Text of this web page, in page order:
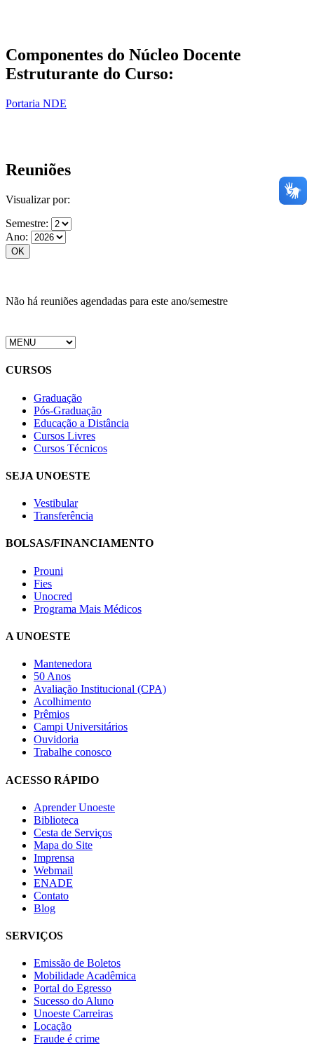
Componentes do Núcleo Docente
Estruturante do Curso:
Portaria NDE
Reuniões
Visualizar por:
Semestre:
Ano:
Não há reuniões agendadas para este ano/semestre
CURSOS
Graduação
Pós-Graduação
Educação a Distância
Cursos Livres
Cursos Técnicos
SEJA UNOESTE
Vestibular
Transferência
BOLSAS/FINANCIAMENTO
Prouni
Fies
Unocred
Programa Mais Médicos
A UNOESTE
Mantenedora
50 Anos
Avaliação Institucional (CPA)
Acolhimento
Prêmios
Campi Universitários
Ouvidoria
Trabalhe conosco
ACESSO RÁPIDO
Aprender Unoeste
Biblioteca
Cesta de Serviços
Mapa do Site
Imprensa
Webmail
ENADE
Contato
Blog
SERVIÇOS
Emissão de Boletos
Mobilidade Acadêmica
Portal do Egresso
Sucesso do Aluno
Unoeste Carreiras
Locação
Fraude é crime